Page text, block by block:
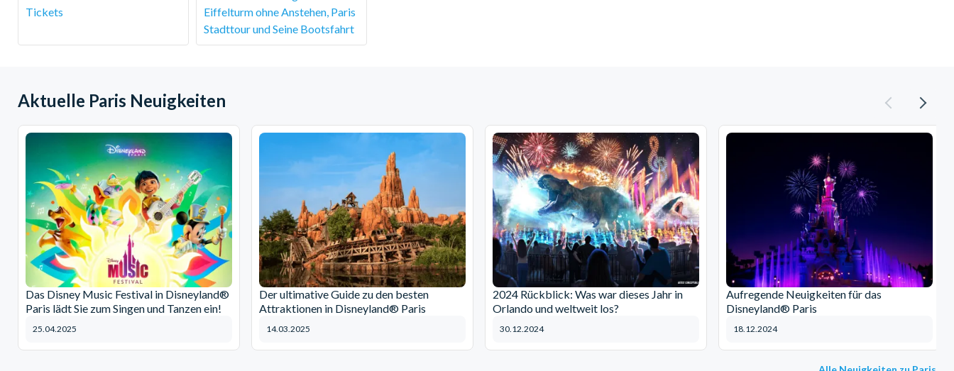
Tickets
Eiffelturm ohne Anstehen, Paris
Stadttour und Seine Bootsfahrt
Aktuelle Paris Neuigkeiten
Das Disney Music Festival in Disneyland®
Paris lädt Sie zum Singen und Tanzen ein!
25.04.2025
Der ultimative Guide zu den besten
Attraktionen in Disneyland® Paris
14.03.2025
2024 Rückblick: Was war dieses Jahr in
Orlando und weltweit los?
30.12.2024
Aufregende Neuigkeiten für das
Disneyland® Paris
18.12.2024